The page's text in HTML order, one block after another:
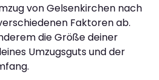
von Gelsenkirchen nach
Faktoren ab.
die Größe deiner
Umzugsguts und der